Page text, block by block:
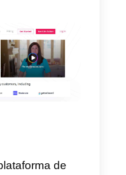
ferramentas
para melhorar
dessas tarefas, o
Para estes
vendas é